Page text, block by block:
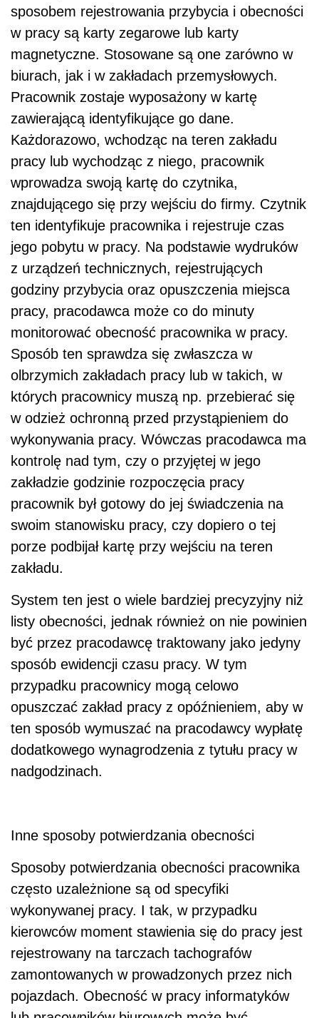
sposobem rejestrowania przybycia i obecności
w pracy są karty zegarowe lub karty
magnetyczne. Stosowane są one zarówno w
biurach, jak i w zakładach przemysłowych.
Pracownik zostaje wyposażony w kartę
zawierającą identyfikujące go dane.
Każdorazowo, wchodząc na teren zakładu
pracy lub wychodząc z niego, pracownik
wprowadza swoją kartę do czytnika,
znajdującego się przy wejściu do firmy. Czytnik
ten identyfikuje pracownika i rejestruje czas
jego pobytu w pracy. Na podstawie wydruków
z urządzeń technicznych, rejestrujących
godziny przybycia oraz opuszczenia miejsca
pracy, pracodawca może co do minuty
monitorować obecność pracownika w pracy.
Sposób ten sprawdza się zwłaszcza w
olbrzymich zakładach pracy lub w takich, w
których pracownicy muszą np. przebierać się
w odzież ochronną przed przystąpieniem do
wykonywania pracy. Wówczas pracodawca ma
kontrolę nad tym, czy o przyjętej w jego
zakładzie godzinie rozpoczęcia pracy
pracownik był gotowy do jej świadczenia na
swoim stanowisku pracy, czy dopiero o tej
porze podbijał kartę przy wejściu na teren
zakładu.
System ten jest o wiele bardziej precyzyjny niż
listy obecności, jednak również on nie powinien
być przez pracodawcę traktowany jako jedyny
sposób ewidencji czasu pracy. W tym
przypadku pracownicy mogą celowo
opuszczać zakład pracy z opóźnieniem, aby w
ten sposób wymuszać na pracodawcy wypłatę
dodatkowego wynagrodzenia z tytułu pracy w
nadgodzinach.
Inne sposoby potwierdzania obecności
Sposoby potwierdzania obecności pracownika
często uzależnione są od specyfiki
wykonywanej pracy. I tak, w przypadku
kierowców moment stawienia się do pracy jest
rejestrowany na tarczach tachografów
zamontowanych w prowadzonych przez nich
pojazdach. Obecność w pracy informatyków